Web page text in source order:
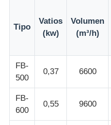
Visita a la fábrica
Control de Calidad
Tipo
Vatios
(kw)
Volumen
(m³/h)
FB-
500
0,37 6600
FB-
600
0,55 9600